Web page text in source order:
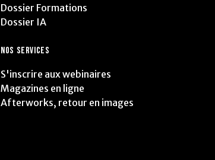
Dossier Formations
Dossier IA
NOS SERVICES
S'inscrire aux webinaires
Magazines en ligne
Afterworks, retour en images